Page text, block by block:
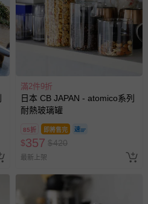
滿2件9折
日本 CB JAPAN - atomico系列
耐熱玻璃罐
85折 即將售完
$357 $420
最新上架